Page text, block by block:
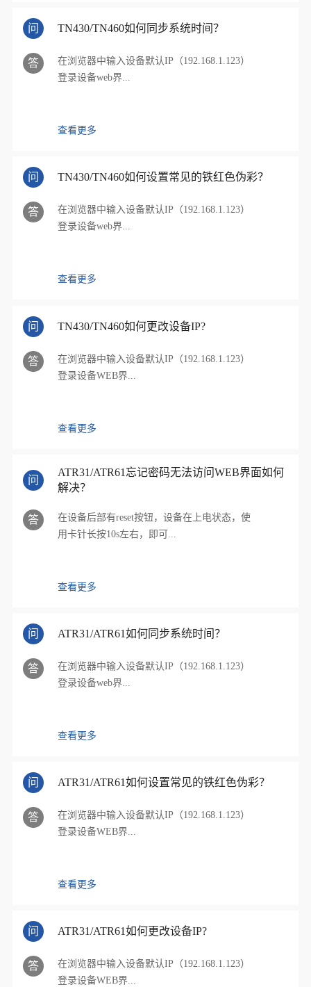
问 TN430/TN460如何同步系统时间？
答
在浏览器中输入设备默认IP（192.168.1.123）
登录设备web界...
查看更多
问 TN430/TN460如何设置常见的铁红色伪彩？
答
在浏览器中输入设备默认IP（192.168.1.123）
登录设备web界...
查看更多
问 TN430/TN460如何更改设备IP?
答
在浏览器中输入设备默认IP（192.168.1.123）
登录设备WEB界...
查看更多
问
ATR31/ATR61忘记密码无法访问WEB界面如何
解决？
答
在设备后部有reset按钮，设备在上电状态，使
用卡针长按10s左右，即可...
查看更多
问 ATR31/ATR61如何同步系统时间？
答
在浏览器中输入设备默认IP（192.168.1.123）
登录设备web界...
查看更多
问 ATR31/ATR61如何设置常见的铁红色伪彩？
答
在浏览器中输入设备默认IP（192.168.1.123）
登录设备WEB界...
查看更多
问 ATR31/ATR61如何更改设备IP?
答
在浏览器中输入设备默认IP（192.168.1.123）
登录设备WEB界...